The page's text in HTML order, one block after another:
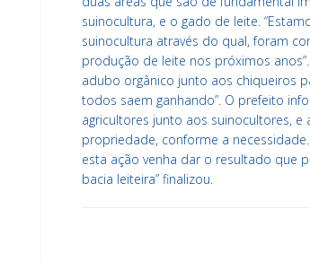
suinocultura, e o gado de leite.
suinocultura através do qual, foram
produção de leite nos próximos
adubo orgânico junto aos chiqueiros
todos saem ganhando”. O prefeito
agricultores junto aos suinocultores,
propriedade, conforme a
esta ação venha dar o resultado que
bacia leiteira” finalizou.